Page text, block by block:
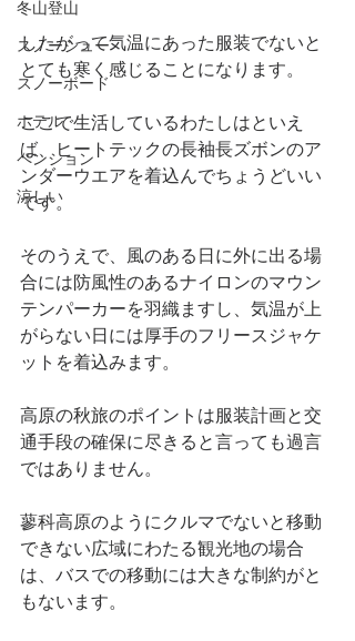
冬山登山
スノーシュー
スノーボード
ホテル
ペンション
涼しい
したがって気温にあった服装でないと
とても寒く感じることになります。
ここで生活しているわたしはといえ
ば、ヒートテックの長袖長ズボンのア
ンダーウエアを着込んでちょうどいい
です。
そのうえで、風のある日に外に出る場
合には防風性のあるナイロンのマウン
テンパーカーを羽織ますし、気温が上
がらない日には厚手のフリースジャケ
ットを着込みます。
高原の秋旅のポイントは服装計画と交
通手段の確保に尽きると言っても過言
ではありません。
蓼科高原のようにクルマでないと移動
できない広域にわたる観光地の場合
は、バスでの移動には大きな制約がと
もないます。